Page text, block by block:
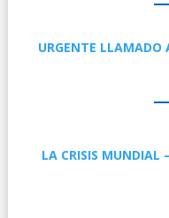
URGENTE LLAMADO
LA CRISIS MUNDIAL